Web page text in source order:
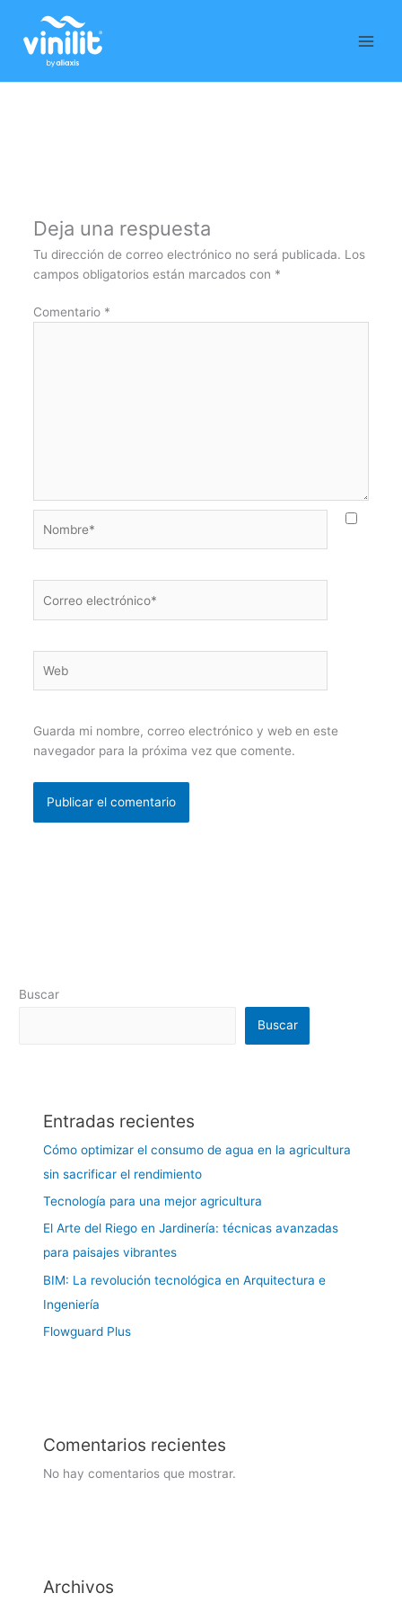
contenido
Deja una respuesta
Tu dirección de correo electrónico no será publicada. Los
campos obligatorios están marcados con *
Comentario *
electrónico*
Guarda mi nombre, correo electrónico y web en este
navegador para la próxima vez que comente.
Buscar
Buscar
Entradas recientes
Cómo optimizar el consumo de agua en la agricultura
sin sacrificar el rendimiento
Tecnología para una mejor agricultura
El Arte del Riego en Jardinería: técnicas avanzadas
para paisajes vibrantes
BIM: La revolución tecnológica en Arquitectura e
Ingeniería
Flowguard Plus
Comentarios recientes
No hay comentarios que mostrar.
Archivos